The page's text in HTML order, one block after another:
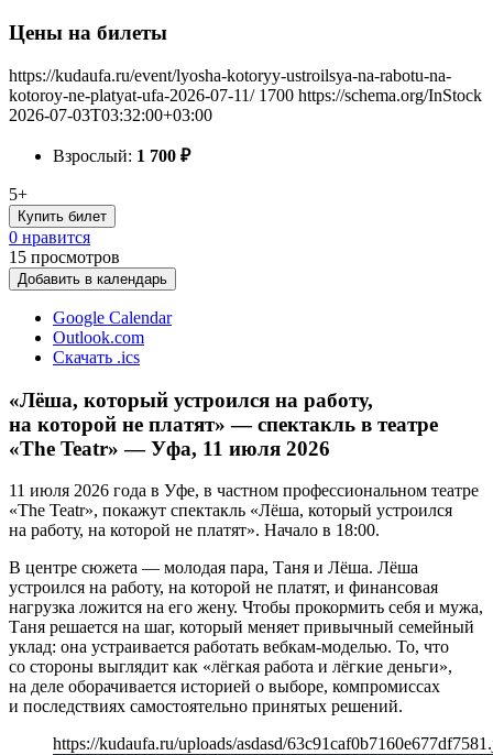
Цены на билеты
https://kudaufa.ru/event/lyosha-kotoryy-ustroilsya-na-rabotu-na-
kotoroy-ne-platyat-ufa-2026-07-11/ 1700 https://schema.org/InStock
2026-07-03T03:32:00+03:00
Взрослый: 1 700 ₽
5+
Купить билет
0 нравится
15 просмотров
Добавить в календарь
Google Calendar
Outlook.com
Скачать .ics
«Лёша, который устроился на работу,
на которой не платят» — спектакль в театре
«The Teatr» — Уфа, 11 июля 2026
11 июля 2026 года в Уфе, в частном профессиональном театре
«The Teatr», покажут спектакль «Лёша, который устроился
на работу, на которой не платят». Начало в 18:00.
В центре сюжета — молодая пара, Таня и Лёша. Лёша
устроился на работу, на которой не платят, и финансовая
нагрузка ложится на его жену. Чтобы прокормить себя и мужа,
Таня решается на шаг, который меняет привычный семейный
уклад: она устраивается работать вебкам-моделью. То, что
со стороны выглядит как «лёгкая работа и лёгкие деньги»,
на деле оборачивается историей о выборе, компромиссах
и последствиях самостоятельно принятых решений.
https://kudaufa.ru/uploads/asdasd/